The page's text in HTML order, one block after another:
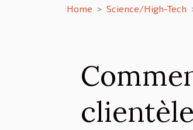
Home Science/High-Tech